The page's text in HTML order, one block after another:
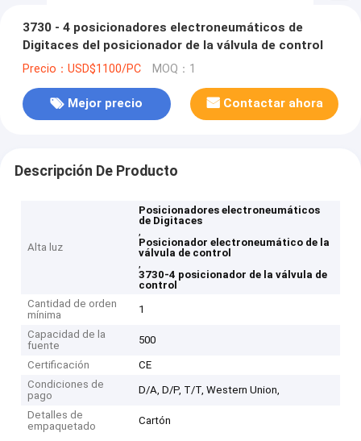
3730 - 4 posicionadores electroneumáticos de
Digitaces del posicionador de la válvula de control
Precio：USD$1100/PC MOQ：1
Mejor precio Contactar ahora
Descripción De Producto
Alta luz
Posicionadores electroneumáticos
de Digitaces
,
Posicionador electroneumático de la
válvula de control
,
3730-4 posicionador de la válvula de
control
Cantidad de orden
mínima
1
Capacidad de la
fuente
500
Certificación
CE
Condiciones de
pago
D/A, D/P, T/T, Western Union,
Detalles de
empaquetado
Cartón